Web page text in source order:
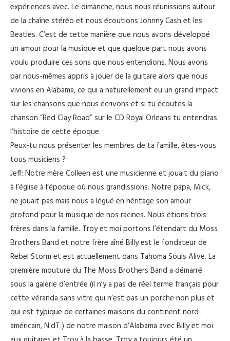
expériences avec. Le dimanche, nous nous réunissions autour
de la chaîne stéréo et nous écoutions Johnny Cash et les
Beatles. C’est de cette manière que nous avons développé
un amour pour la musique et que quelque part nous avons
voulu produire ces sons que nous entendions. Nous avons
par nous-mêmes appris à jouer de la guitare alors que nous
vivions en Alabama, ce qui a naturellement eu un grand impact
sur les chansons que nous écrivons et si tu écoutes la
chanson “Red Clay Road” sur le CD Royal Orleans tu entendras
l’histoire de cette époque.
Peux-tu nous présenter les membres de ta famille, êtes-vous
tous musiciens ?
Jeff: Notre mère Colleen est une musicienne et jouait du piano
à l’église à l’époque où nous grandissions. Notre papa, Mick,
ne jouait pas mais nous a légué en héritage son amour
profond pour la musique de nos racines. Nous étions trois
frères dans la famille. Troy et moi portons l’étendart du Moss
Brothers Band et notre frère aîné Billy est le fondateur de
Rebel Storm et est actuellement dans Tahoma Souls Alive. La
première mouture du The Moss Brothers Band a démarré
sous la galerie d’entrée (il n’y a pas de réel terme français pour
cette véranda sans vitre qui n’est pas un porche non plus et
qui est typique de certaines maisons du continent nord-
américain, N.dT.) de notre maison d’Alabama avec Billy et moi